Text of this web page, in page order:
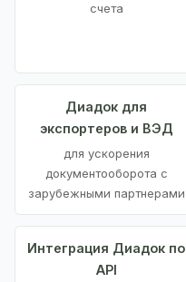
счета
Диадок для
экспортеров и ВЭД
для ускорения
документооборота с
зарубежными партнерами
Интеграция Диадок по
API